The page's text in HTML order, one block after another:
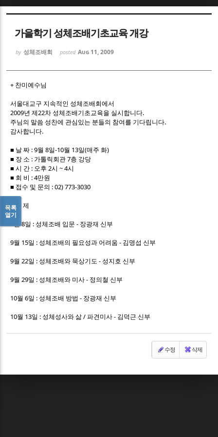
가을학기 성체조배기초교육 개강
by 성체조배회 posted Aug 11, 2009
+ 찬미예수님
서울대교구 지속적인 성체조배회에서
2009년 제22차 성체조배기초교육을 실시합니다.
주님의 말씀 성찬에 관심있는 분들의 참여를 기다립니다.
감사합니다.
■ 날 짜 : 9월 8일-10월 13일(매주 화)
■ 장 소 : 가톨릭회관 7층 강당
■ 시 간 : 오후 2시 ~ 4시
■ 회 비 : 4만원
■ 접수 및 문의 : 02) 773-3030
* 주 제
9월 8일 : 성체조배 입문 - 장광재 신부
9월 15일 : 성체조배의 필요성과 어려움 - 김명섭 신부
9월 22일 : 성체조배와 묵상기도 - 성지호 신부
9월 29일 : 성체조배와 미사 - 정의철 신부
10월 6일 : 성체조배 방법 - 장광재 신부
10월 13일 : 성체성사와 삶 / 파견미사 - 김덕근 신부
수정 삭제
목록
열기
Sketchbook5, 스케치북5
Sketchbook5, 스케치북5
Sketchbook5, 스케치북5
Sketchbook5, 스케치북5